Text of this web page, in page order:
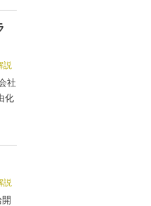
説
社
化
説